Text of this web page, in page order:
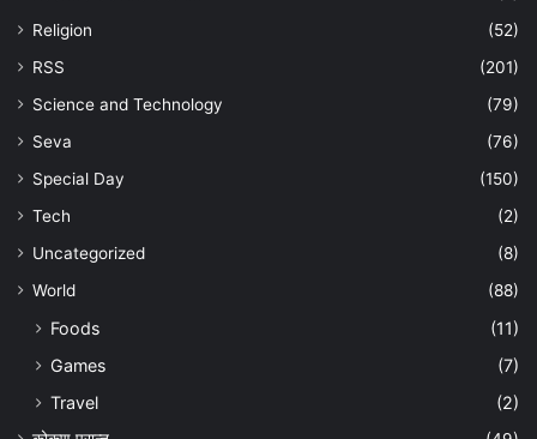
Religion
(52)
RSS
(201)
Science and Technology
(79)
Seva
(76)
Special Day
(150)
Tech
(2)
Uncategorized
(8)
World
(88)
Foods
(11)
Games
(7)
Travel
(2)